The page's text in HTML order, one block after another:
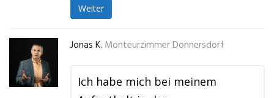
Weiter
Jonas K. Monteurzimmer Donnersdorf
Ich habe mich bei meinem